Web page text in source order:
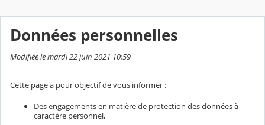
Données personnelles
Modifiée le mardi 22 juin 2021 10:59
Cette page a pour objectif de vous informer :
Des engagements en matière de protection des données à
caractère personnel,